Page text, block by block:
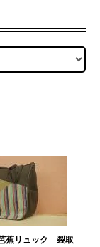
蕉リュック 裂取